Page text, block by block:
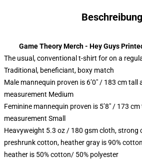
Beschreibung
Game Theory Merch - Hey Guys
The usual, conventional t-shirt for on a
Traditional, beneficiant, boxy match
Male mannequin proven is 6’0″ / 183 cm tall
measurement Medium
Feminine mannequin proven is 5’8″ / 173
measurement Small
Heavyweight 5.3 oz / 180 gsm cloth, strong
preshrunk cotton, heather gray is 90%
heather is 50% cotton/ 50% polyester